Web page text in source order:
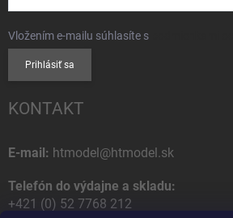
Vložením e-mailu súhlasíte s
Prihlásiť sa
KONTAKT
E-mail: htmodel@htmodel.sk
Telefón do výdajne a skladu:
+421 (0) 52 7768 212